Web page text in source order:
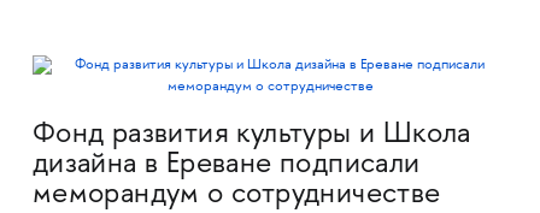
Фонд развития культуры и Школа
дизайна в Ереване подписали
меморандум о сотрудничестве